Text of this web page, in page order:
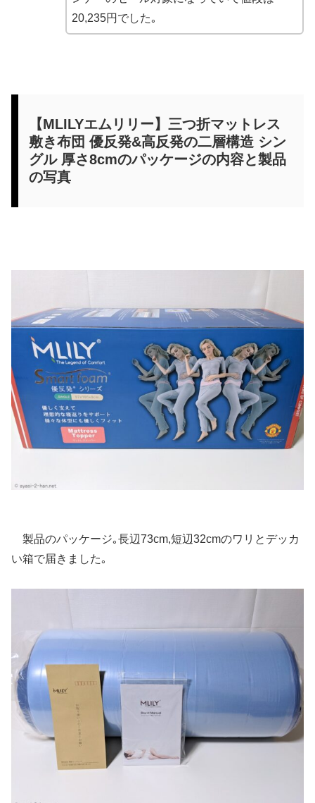
20,235円でした｡
【MLILYエムリリー】三つ折マットレス
敷き布団 優反発&高反発の二層構造 シン
グル 厚さ8cmのパッケージの内容と製品
の写真
製品のパッケージ｡長辺73cm,短辺32cmのワリとデッカ
い箱で届きました｡